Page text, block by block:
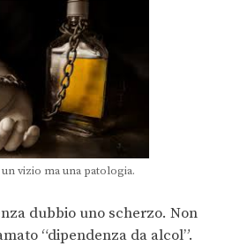
vizio ma una patologia.
dubbio uno scherzo. Non
“dipendenza da alcol”.